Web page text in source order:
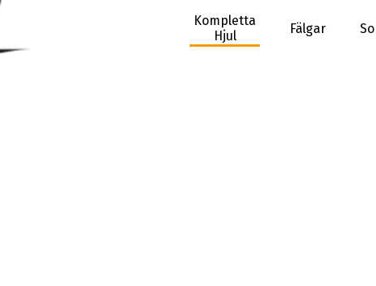
Kompletta
Hjul
Fälgar